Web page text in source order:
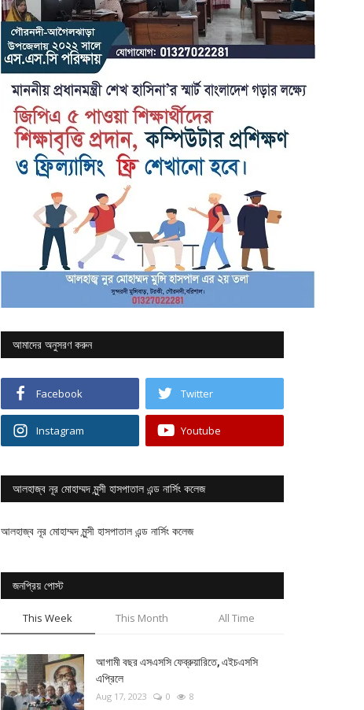
আমাদের অনুসরণ করুন
Facebook Twitter
Instagram Youtube
আলহাজ্ব নূর মোহাম্মদ মুন্সী হাসপাতাল এন্ড নার্সিং কলেজ
আলহাজ্ব নূর মোহাম্মদ মুন্সী হাসপাতাল এন্ড নার্সিং কলেজ
জনপ্রিয় পোস্ট
This Week This Month All Time
আগামী বছর এসএসসি ফেব্রুয়ারিতে, এইচএসসি
এপ্রিলে
Aug 17, 2023 0 8